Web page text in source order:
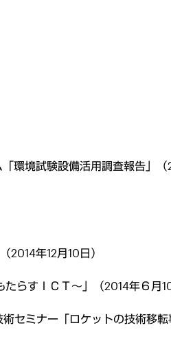
環境試験設備活用調査報告」
年12月10日）
らすＩＣＴ～」（2014年６月10
セミナー「ロケットの技術移転